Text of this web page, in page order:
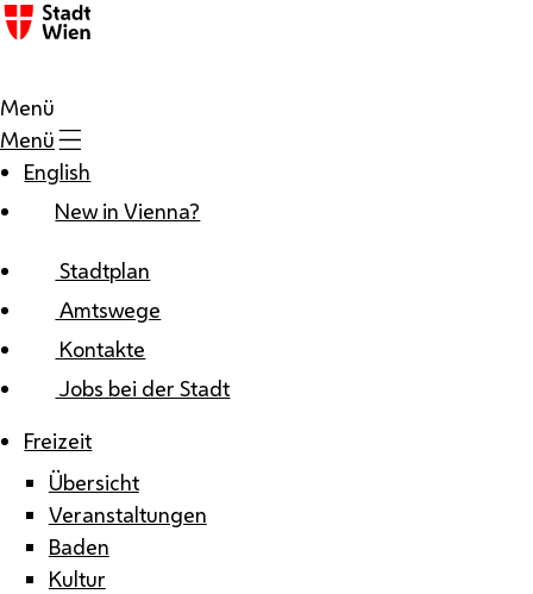
Zum Inhalt
Menü
Menü
English
New in Vienna?
Stadtplan
Amtswege
Kontakte
Jobs bei der Stadt
Freizeit
Übersicht
Veranstaltungen
Baden
Kultur